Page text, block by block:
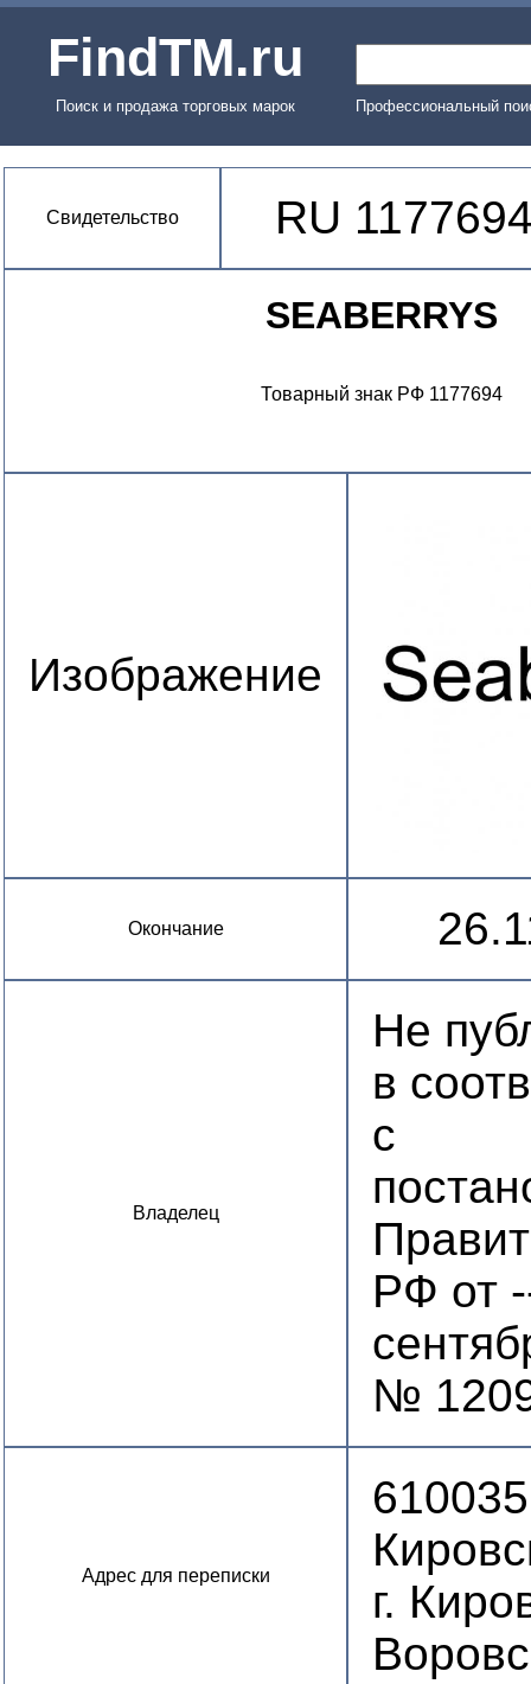
FindTM.ru
Поиск и продажа торговых марок Профессиональный
Свидетельство RU
SEABERRYS
Товарный знак РФ 1177694
Изображение
Окончание
Владелец
Не
в
с
РФ от
№
Адрес для переписки
г.